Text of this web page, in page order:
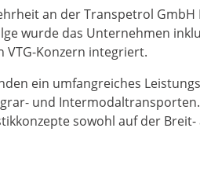
an der Transpetrol
wurde das Unternehmen
Konzern integriert.
ein umfangreiches
und
sowohl auf der Breit-